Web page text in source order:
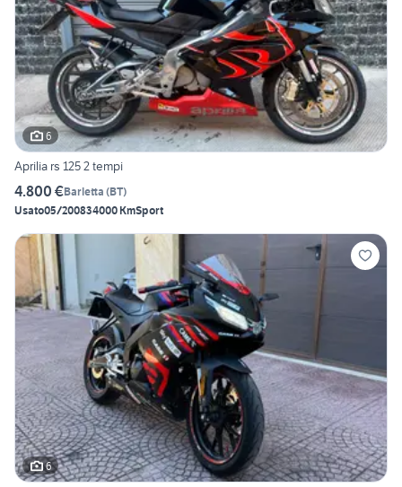
6
Aprilia rs 125 2 tempi
4.800 €Barletta (BT)
Usato05/200834000 KmSport
6